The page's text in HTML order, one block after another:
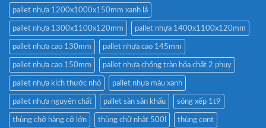
pallet nhựa 1200x1000x150mm xanh lá
pallet nhựa 1300x1100x120mm pallet nhựa 1400x1100x120mm
pallet nhựa cao 130mm pallet nhựa cao 145mm
pallet nhựa cao 150mm pallet nhựa chống tràn hóa chất 2 phuy
pallet nhựa kích thước nhỏ pallet nhựa màu xanh
pallet nhựa nguyên chất pallet sàn sân khấu sóng xếp 1t9
thùng chở hàng cỡ lớn thùng chữ nhật 500l thùng cont